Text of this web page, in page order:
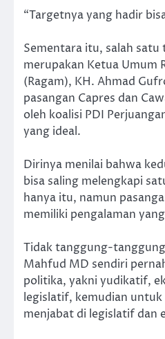
“Targetnya yang hadir
Sementara itu, salah
merupakan Ketua Umum
(Ragam), KH. Ahmad
pasangan Capres dan
oleh koalisi PDI
yang ideal.
Dirinya menilai bahwa
bisa saling melengkapi
hanya itu, namun
memiliki pengalaman
Tidak tanggung-
Mahfud MD sendiri
politika, yakni yudikatif,
legislatif, kemudian untuk
menjabat di legislatif dan